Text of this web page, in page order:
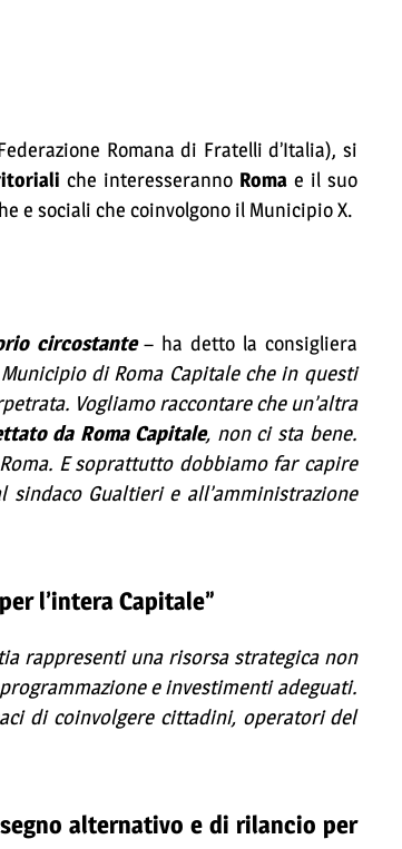
Romana di Fratelli d’Italia), si
che interesseranno Romae il suo
e sociali che coinvolgono il Municipio X.
circostante– ha detto la consigliera
di Roma Capitale che in questi
Vogliamo raccontare che un’altra
da Roma Capitale, non ci sta bene.
E soprattutto dobbiamo far capire
Gualtieri e all’amministrazione
l’intera Capitale”
rappresenti una risorsa strategica non
e investimenti adeguati.
di coinvolgere cittadini, operatori del
alternativo e di rilancio per